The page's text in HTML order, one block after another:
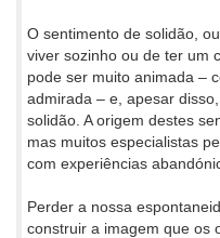
O sentimento de solidão,
viver sozinho ou de ter um
pode ser muito animada –
admirada – e, apesar
solidão. A origem destes
mas muitos especialistas
com experiências
Perder a nossa
construir a imagem que os